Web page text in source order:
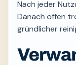
Nach jeder
Danach offen
gründlicher